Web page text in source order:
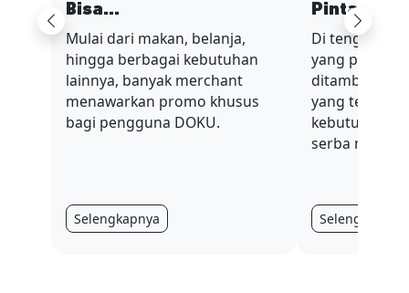
Previous
Bisa...
Mulai dari makan, belanja,
hingga berbagai kebutuhan
lainnya, banyak merchant
menawarkan promo khusus
bagi pengguna DOKU.
Selengkapnya
Pinta...
Di tengah
yang penuh
ditambah
yang terus
kebutuhan
serba mahal.
Selengkapnya
Next